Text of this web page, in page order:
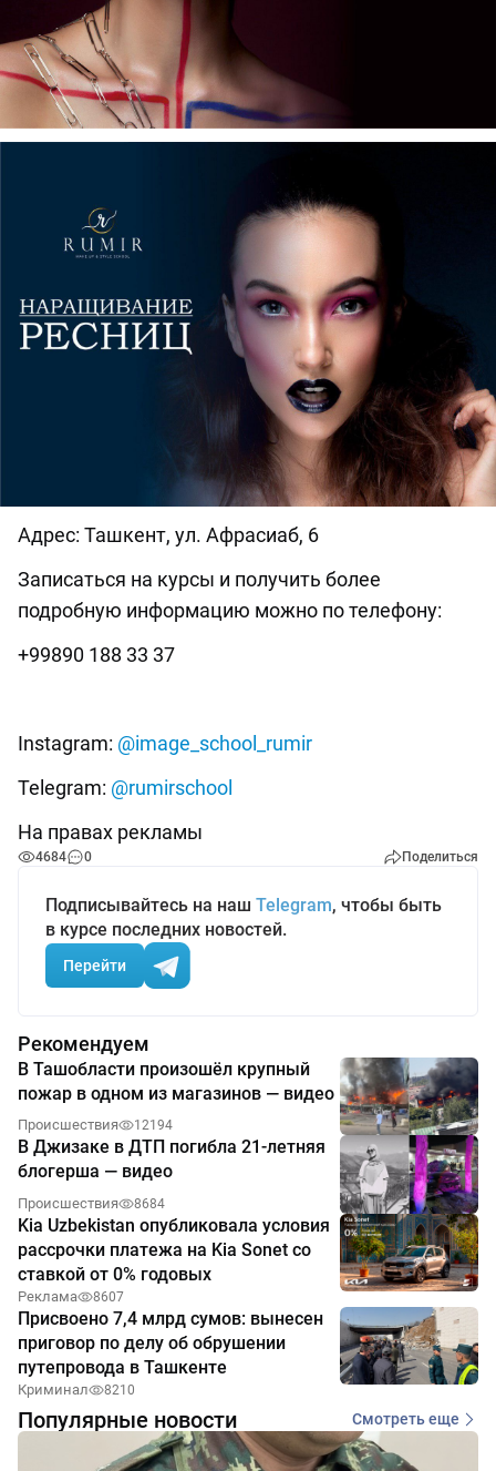
Адрес: Ташкент, ул. Афрасиаб, 6
Записаться на курсы и получить более
подробную информацию можно по телефону:
+99890 188 33 37
Instagram: @image_school_rumir
Telegram: @rumirschool
На правах рекламы
4684 0 Поделиться
Подписывайтесь на наш Telegram, чтобы быть
в курсе последних новостей.
Перейти
Рекомендуем
В Ташобласти произошёл крупный
пожар в одном из магазинов — видео
Происшествия 12194
В Джизаке в ДТП погибла 21-летняя
блогерша — видео
Происшествия 8684
Kia Uzbekistan опубликовала условия
рассрочки платежа на Kia Sonet со
ставкой от 0% годовых
Реклама 8607
Присвоено 7,4 млрд сумов: вынесен
приговор по делу об обрушении
путепровода в Ташкенте
Криминал 8210
Популярные новости Смотреть еще